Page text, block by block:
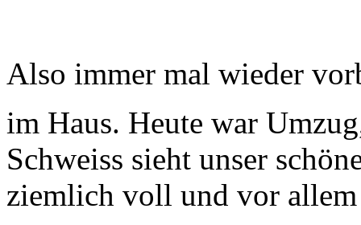
Also immer mal wieder
im Haus. Heute war
Schweiss sieht unser
ziemlich voll und vor allem